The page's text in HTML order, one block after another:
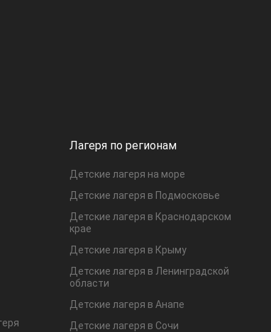
Лагеря по регионам
Детские лагеря на море
Детские лагеря в Подмосковье
Детские лагеря в Краснодарском
крае
Детские лагеря в Крыму
Детские лагеря в Ленинградской
области
Детские лагеря в Анапе
Детские лагеря в Сочи